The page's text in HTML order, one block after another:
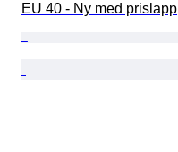
EU 40 - Ny med prislapp